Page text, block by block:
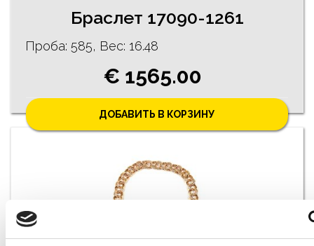
Браслет 17090-1261
Проба: 585, Bес: 16.48
€ 1565.00
ДОБАВИТЬ В КОРЗИНУ